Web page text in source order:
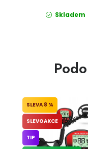
Skladem
8 %
SLEVOAKCE
TIP